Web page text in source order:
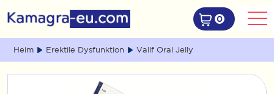
0
Heim Erektile Dysfunktion Valif Oral Jelly